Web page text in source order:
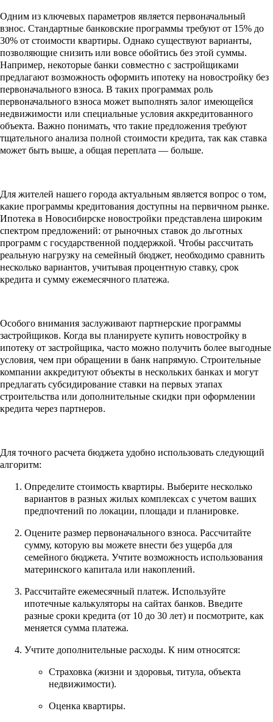
Одним из ключевых параметров является первоначальный
взнос. Стандартные банковские программы требуют от 15% до
30% от стоимости квартиры. Однако существуют варианты,
позволяющие снизить или вовсе обойтись без этой суммы.
Например, некоторые банки совместно с застройщиками
предлагают возможность оформить ипотеку на новостройку без
первоначального взноса. В таких программах роль
первоначального взноса может выполнять залог имеющейся
недвижимости или специальные условия аккредитованного
объекта. Важно понимать, что такие предложения требуют
тщательного анализа полной стоимости кредита, так как ставка
может быть выше, а общая переплата — больше.
Для жителей нашего города актуальным является вопрос о том,
какие программы кредитования доступны на первичном рынке.
Ипотека в Новосибирске новостройки представлена широким
спектром предложений: от рыночных ставок до льготных
программ с государственной поддержкой. Чтобы рассчитать
реальную нагрузку на семейный бюджет, необходимо сравнить
несколько вариантов, учитывая процентную ставку, срок
кредита и сумму ежемесячного платежа.
Особого внимания заслуживают партнерские программы
застройщиков. Когда вы планируете купить новостройку в
ипотеку от застройщика, часто можно получить более выгодные
условия, чем при обращении в банк напрямую. Строительные
компании аккредитуют объекты в нескольких банках и могут
предлагать субсидирование ставки на первых этапах
строительства или дополнительные скидки при оформлении
кредита через партнеров.
Для точного расчета бюджета удобно использовать следующий
алгоритм:
Определите стоимость квартиры. Выберите несколько
вариантов в разных жилых комплексах с учетом ваших
предпочтений по локации, площади и планировке.
Оцените размер первоначального взноса. Рассчитайте
сумму, которую вы можете внести без ущерба для
семейного бюджета. Учтите возможность использования
материнского капитала или накоплений.
Рассчитайте ежемесячный платеж. Используйте
ипотечные калькуляторы на сайтах банков. Введите
разные сроки кредита (от 10 до 30 лет) и посмотрите, как
меняется сумма платежа.
Учтите дополнительные расходы. К ним относятся:
Страховка (жизни и здоровья, титула, объекта
недвижимости).
Оценка квартиры.